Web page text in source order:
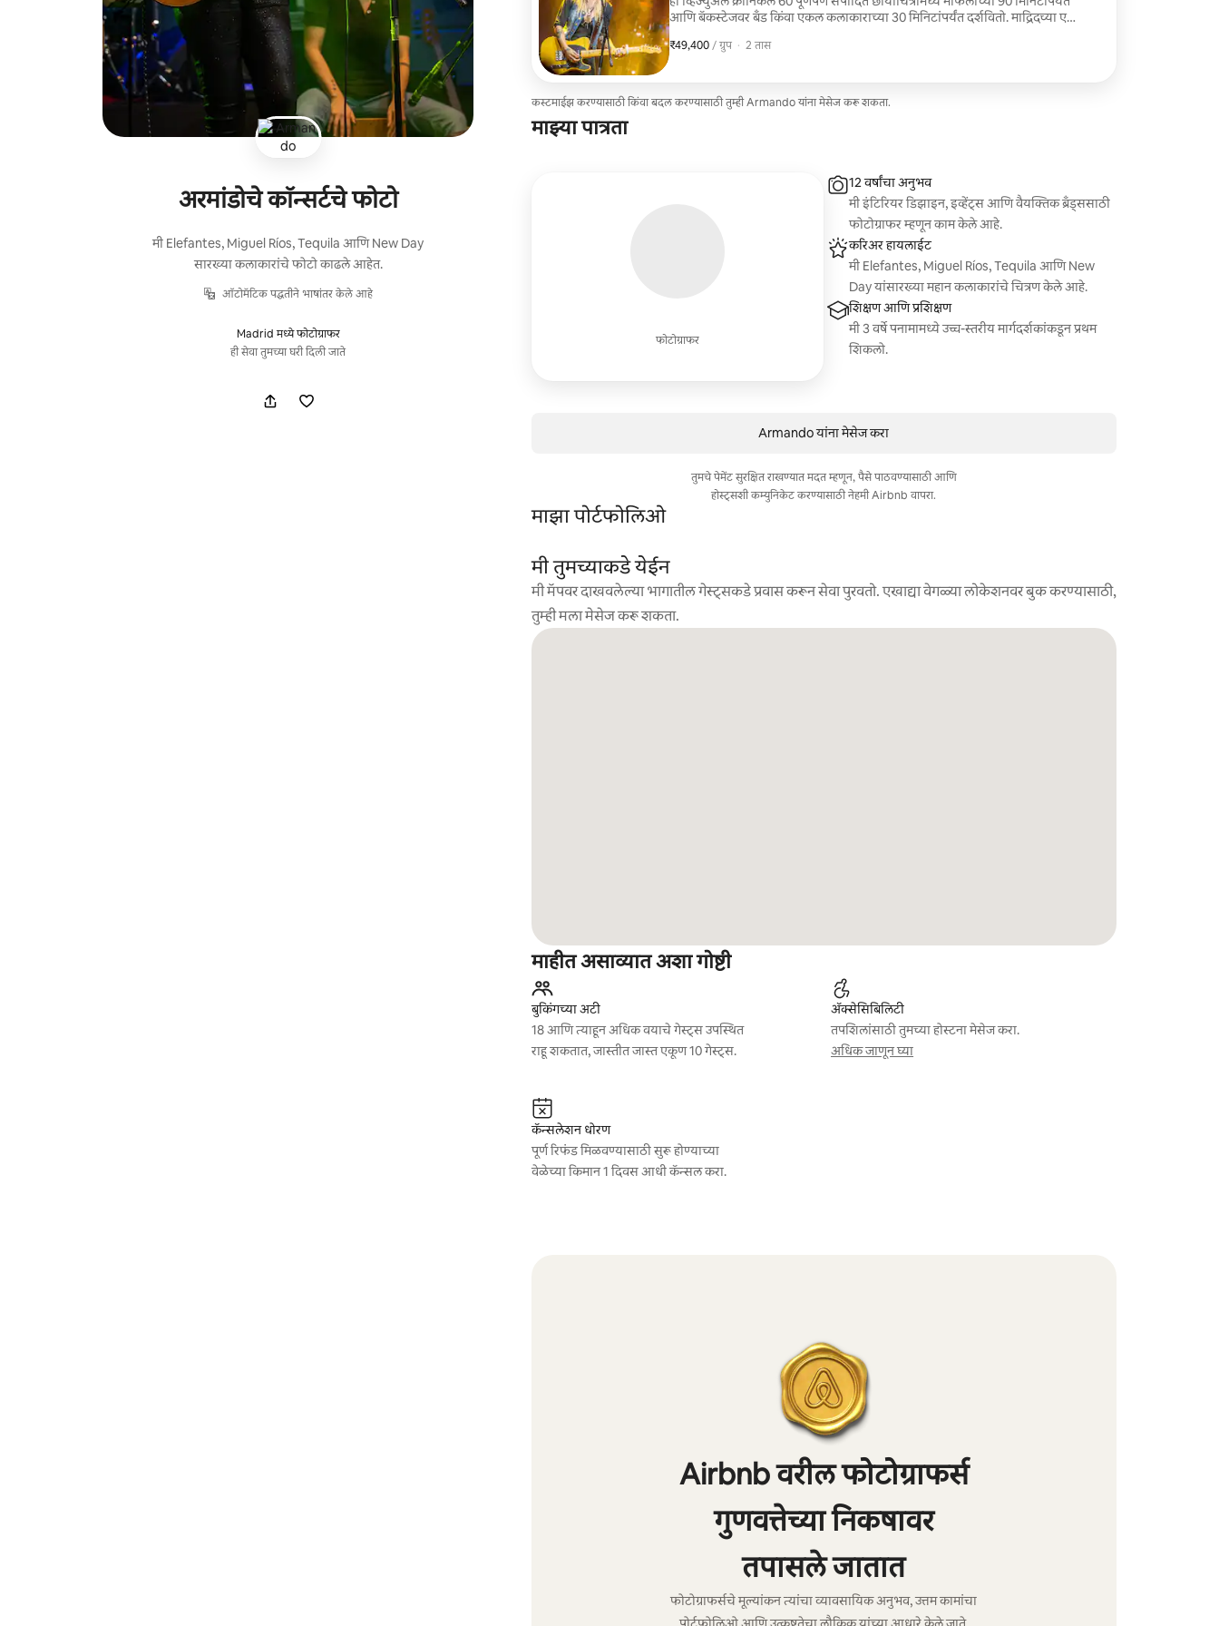
अरमांडोचे कॉन्सर्टचे फोटो
मी Elefantes, Miguel Ríos, Tequila आणि New Day
सारख्या कलाकारांचे फोटो काढले आहेत.
ऑटोमॅटिक पद्धतीने भाषांतर केले आहे
Madrid मध्ये फोटोग्राफर
ही सेवा तुमच्या घरी दिली जाते
आणि बॅकस्टेजवर बँड किंवा एकल कलाकाराच्या 30 मिनिटांपर्यंत दर्शवितो. माद्रिदच्या ए
झोनमध्ये समाविष्ट नसलेल्या प्रवासासाठी स्वतंत्र शुल्क आकारले जाते.
₹49,400 / ग्रुप
₹49,400, प्रति ग्रुप
, · 2 तास
कस्टमाईझ करण्यासाठी किंवा बदल करण्यासाठी तुम्ही Armando यांना मेसेज करू शकता.
माझ्या पात्रता
फोटोग्राफर
12 वर्षांचा अनुभव
मी इंटिरियर डिझाइन, इव्हेंट्स आणि वैयक्तिक ब्रँड्ससाठी
फोटोग्राफर म्हणून काम केले आहे.
करिअर हायलाईट
मी Elefantes, Miguel Ríos, Tequila आणि New
Day यांसारख्या महान कलाकारांचे चित्रण केले आहे.
शिक्षण आणि प्रशिक्षण
मी 3 वर्षे पनामामध्ये उच्च-स्तरीय मार्गदर्शकांकडून प्रथम
शिकलो.
Armando यांना मेसेज करा
तुमचे पेमेंट सुरक्षित राखण्यात मदत म्हणून, पैसे पाठवण्यासाठी आणि
होस्ट्सशी कम्युनिकेट करण्यासाठी नेहमी Airbnb वापरा.
माझा पोर्टफोलिओ
मी तुमच्याकडे येईन
मी मॅपवर दाखवलेल्या भागातील गेस्ट्सकडे प्रवास करून सेवा पुरवतो. एखाद्या वेगळ्या लोकेशनवर बुक करण्यासाठी,
तुम्ही मला मेसेज करू शकता.
माहीत असाव्यात अशा गोष्टी
बुकिंगच्या अटी
18 आणि त्याहून अधिक वयाचे गेस्ट्स उपस्थित
राहू शकतात, जास्तीत जास्त एकूण 10 गेस्ट्स.
ॲक्सेसिबिलिटी
तपशिलांसाठी तुमच्या होस्टना मेसेज करा.
अधिक जाणून घ्या
कॅन्सलेशन धोरण
पूर्ण रिफंड मिळवण्यासाठी सुरू होण्याच्या
वेळेच्या किमान 1 दिवस आधी कॅन्सल करा.
Airbnb वरील फोटोग्राफर्स
गुणवत्तेच्या निकषावर
तपासले जातात
फोटोग्राफर्सचे मूल्यांकन त्यांचा व्यावसायिक अनुभव, उत्तम कामांचा